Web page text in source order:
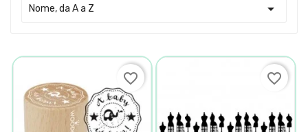
Nome, da A a Z 
favorite_border favorite_border